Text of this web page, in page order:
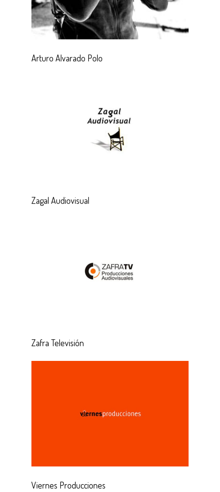
Arturo Alvarado Polo
Zagal Audiovisual
Zafra Televisión
Viernes Producciones